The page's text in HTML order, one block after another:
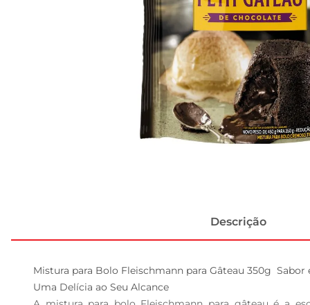
Descrição
Mistura para Bolo Fleischmann para Gâteau 350g  Sabor
Uma Delícia ao Seu Alcance